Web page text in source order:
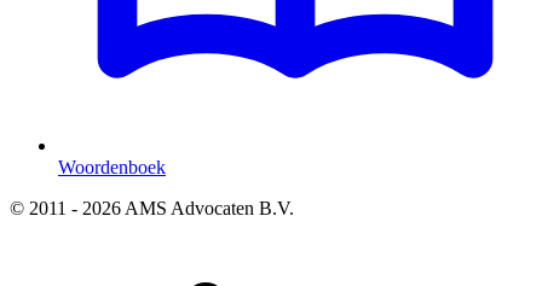
Woordenboek
© 2011 - 2026 AMS Advocaten B.V.